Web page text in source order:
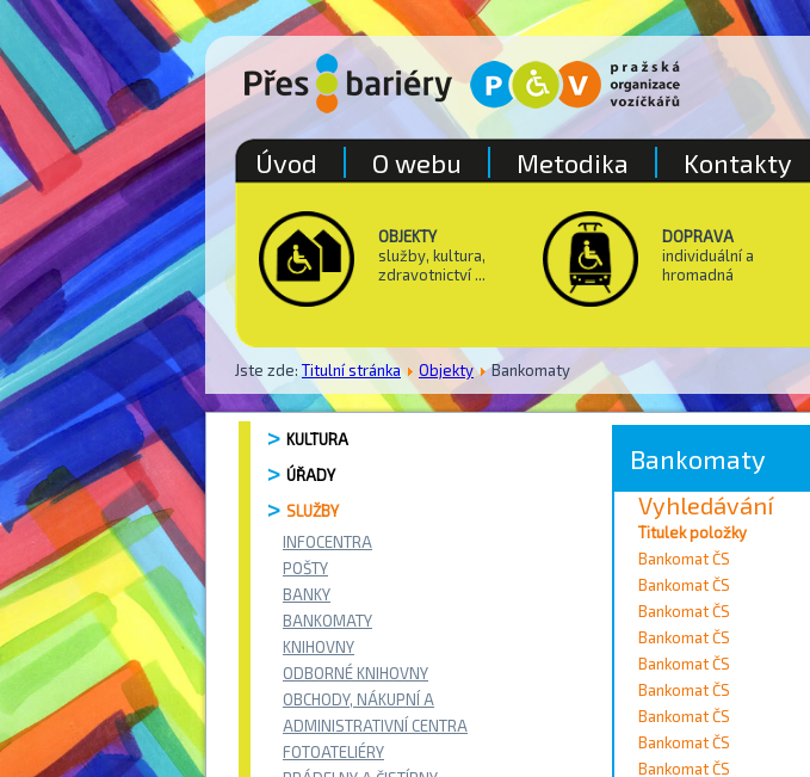
OBJEKTY
služby, kultura,
zdravotnictví ...
DOPRAVA
individuální a
hromadná
Jste zde: Titulní stránka Objekty Bankomaty
Úvod O webu Metodika Kontakty
KULTURA
ÚŘADY
SLUŽBY
INFOCENTRA
POŠTY
BANKY
BANKOMATY
KNIHOVNY
ODBORNÉ KNIHOVNY
OBCHODY, NÁKUPNÍ A
ADMINISTRATIVNÍ CENTRA
FOTOATELIÉRY
Bankomaty
Vyhledávání
Vyhledávání / Filtrování
Vyhledat
Kontakty
Město
Přístupnost
Titulek položky
Bankomat ČS
Bankomat ČS
Bankomat ČS
Bankomat ČS
Bankomat ČS
Bankomat ČS
Bankomat ČS
Bankomat ČS
Bankomat ČS